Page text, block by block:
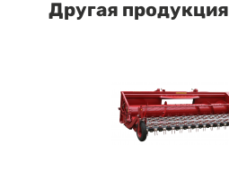
Другая продукция